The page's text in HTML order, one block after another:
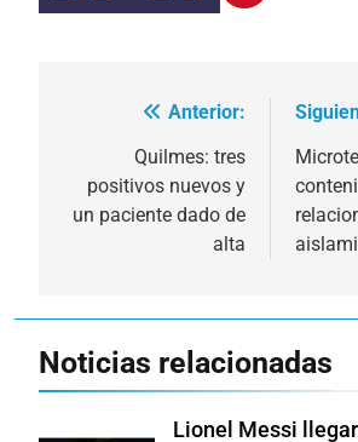
Navegación
entradas
Anterior:
Quilmes: tres
positivos nuevos y
un paciente dado de
alta
Noticias relacionadas
Lionel Messi